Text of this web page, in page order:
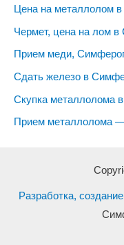
Цена на металлолом
Чермет, цена на лом
Прием меди,
Сдать железо в
Скупка металлолома
Прием металлолома
Разработка,